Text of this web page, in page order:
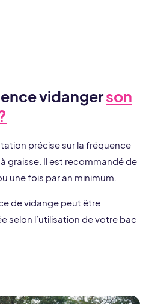
vidangerson
précise sur la fréquence
graisse. Il est recommandé de
une fois par an minimum.
de vidange peut être
selon l’utilisation de votre bac